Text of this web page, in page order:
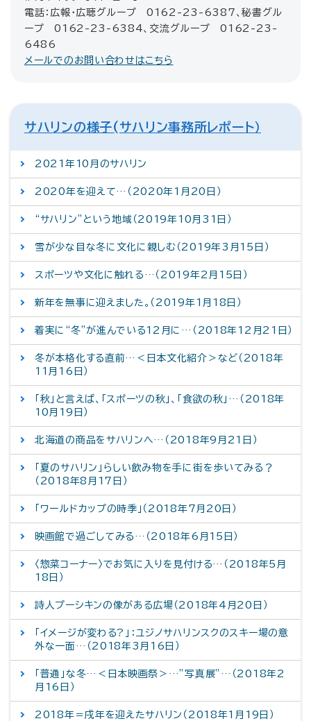
電話：広報・広聴グループ 0162-23-6387、秘書グル
ープ 0162-23-6384、交流グループ 0162-23-
6486
メールでのお問い合わせはこちら
サハリンの様子(サハリン事務所レポート）
2021年10月のサハリン
2020年を迎えて…（2020年1月20日）
“サハリン”という地域（2019年10月31日）
雪が少な目な冬に文化に親しむ（2019年3月15日）
スポーツや文化に触れる…（2019年2月15日）
新年を無事に迎えました。（2019年1月18日）
着実に“冬”が進んでいる12月に…（2018年12月21日）
冬が本格化する直前…＜日本文化紹介＞など（2018年
11月16日）
「秋」と言えば、「スポーツの秋」、「食欲の秋」…（2018年
10月19日）
北海道の商品をサハリンへ…（2018年9月21日）
「夏のサハリン」らしい飲み物を手に街を歩いてみる？
（2018年8月17日）
「ワールドカップの時季」（2018年7月20日）
映画館で過ごしてみる…（2018年6月15日）
〈惣菜コーナー〉でお気に入りを見付ける…（2018年5月
18日）
詩人プーシキンの像がある広場（2018年4月20日）
「イメージが変わる?」：ユジノサハリンスクのスキー場の意
外な一面…（2018年3月16日）
「普通」な冬…＜日本映画祭＞…”写真展”…（2018年2
月16日）
2018年＝戌年を迎えたサハリン（2018年1月19日）